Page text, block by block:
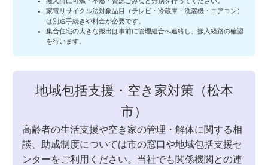
家電リサイクル法対象品目（テレビ・冷蔵庫・洗濯機・エアコン）
は別途手続きや料金が必要です。
集合住宅の大きな搬出は事前に管理組合へ連絡し、搬入経路の確認
を行います。
地域包括支援・空き家対策（松本
市）
高齢者の生活支援や空き家の管理・解体に関する相
談、助成制度については市の窓口や地域包括支援セ
ンターをご利用ください。当社でも関係機関との連